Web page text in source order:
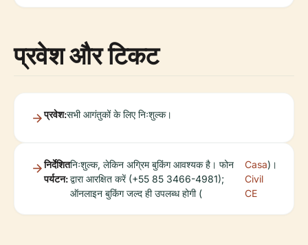
प्रवेश और टिकट
प्रवेश:सभी आगंतुकों के लिए निःशुल्क।
निर्देशित
पर्यटन:
निःशुल्क, लेकिन अग्रिम बुकिंग आवश्यक है। फोन
द्वारा आरक्षित करें (+55 85 3466-4981);
ऑनलाइन बुकिंग जल्द ही उपलब्ध होगी (
Casa
Civil
CE
)।